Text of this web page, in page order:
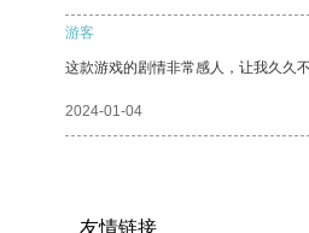
游客
这款游戏的剧情非常感人，让我久久不
2024-01-04
友情链接